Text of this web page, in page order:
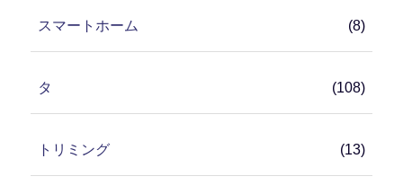
スマートホーム (8)
タ (108)
トリミング (13)